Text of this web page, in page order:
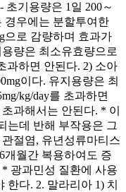
초기용량은 1일 200～
경우에는 분할투여한
으로 감량하며 효과가
량은 최소유효량으로
과하면 안된다. 2) 소아
이다. 유지용량은 최
kg/day를 초과하면
과해서는 안된다. * 이
는데 반해 부작용은 그
절염, 유년성류마티스
개월간 복용하여도 증
광과민성 질환에 사용
다. 2. 말라리아 1) 치